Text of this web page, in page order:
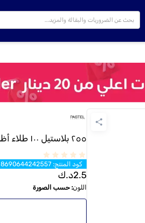
٢٥٥ بلاستيل ١٠٠ طلاء أظافر
كود المنتج:
8690644242557
2.5د.ك
اللون:حسب الصورة